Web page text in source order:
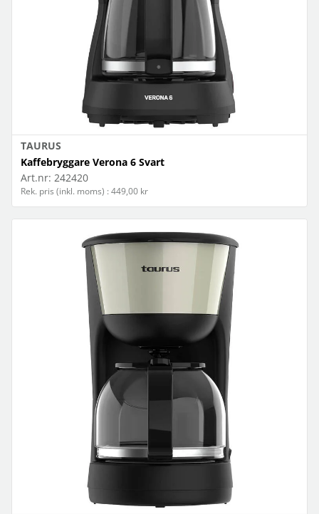
TAURUS
Kaffebryggare Verona 6 Svart
Art.nr: 242420
Rek. pris (inkl. moms) : 449,00 kr